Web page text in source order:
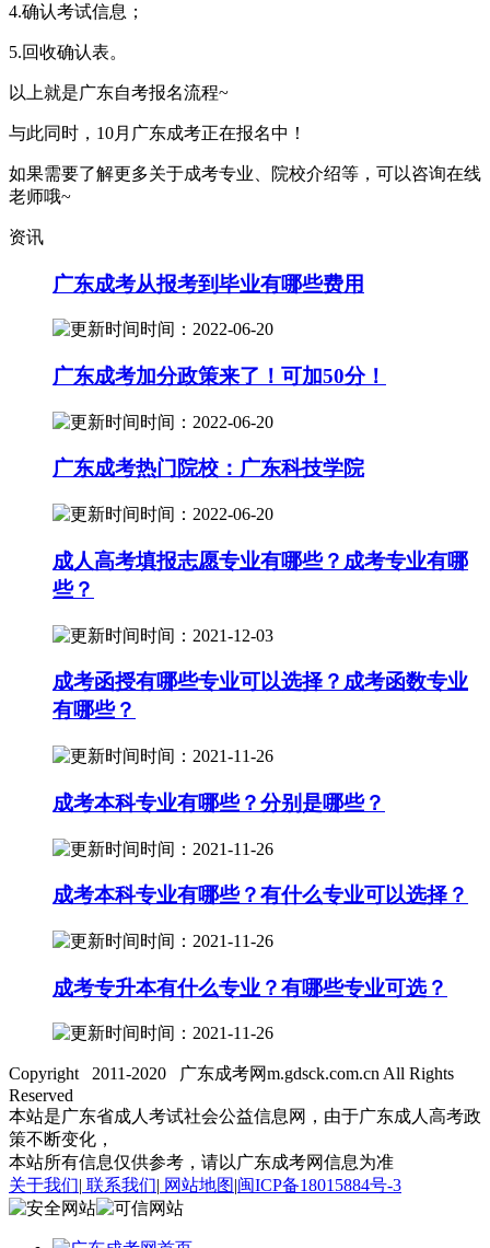
4.确认考试信息；
5.回收确认表。
以上就是广东自考报名流程~
与此同时，10月广东成考正在报名中！
如果需要了解更多关于成考专业、院校介绍等，可以咨询在线
老师哦~
资讯
广东成考从报考到毕业有哪些费用
时间：2022-06-20
广东成考加分政策来了！可加50分！
时间：2022-06-20
广东成考热门院校：广东科技学院
时间：2022-06-20
成人高考填报志愿专业有哪些？成考专业有哪
些？
时间：2021-12-03
成考函授有哪些专业可以选择？成考函数专业
有哪些？
时间：2021-11-26
成考本科专业有哪些？分别是哪些？
时间：2021-11-26
成考本科专业有哪些？有什么专业可以选择？
时间：2021-11-26
成考专升本有什么专业？有哪些专业可选？
时间：2021-11-26
Copyright 2011-2020 广东成考网m.gdsck.com.cn All Rights
Reserved
本站是广东省成人考试社会公益信息网，由于广东成人高考政
策不断变化，
本站所有信息仅供参考，请以广东成考网信息为准
关于我们| 联系我们| 网站地图|闽ICP备18015884号-3